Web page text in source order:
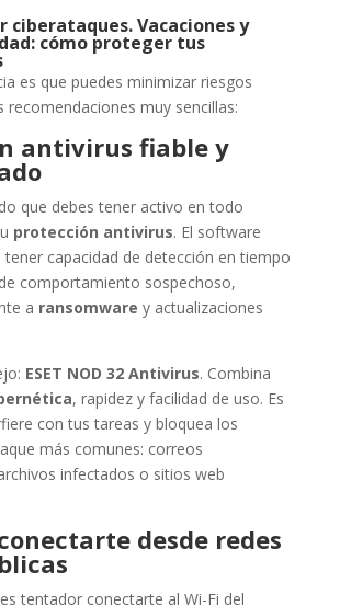
ciberataques. Vacaciones y
cómo proteger tus
es que puedes minimizar riesgos
recomendaciones muy sencillas:
antivirus fiable y
que debes tener activo en todo
protección antivirus. El software
tener capacidad de detección en tiempo
comportamiento sospechoso,
a ransomware y actualizaciones
ESET NOD 32 Antivirus. Combina
, rapidez y facilidad de uso. Es
con tus tareas y bloquea los
más comunes: correos
infectados o sitios web
desde redes
tentador conectarte al Wi-Fi del